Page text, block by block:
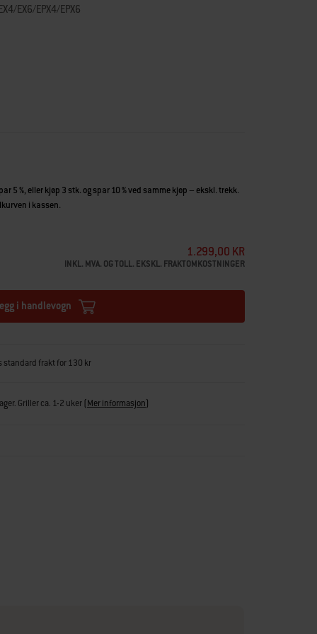
EX6/EPX4/EPX6
tilgjengelig med SmokeFires nedfellbare sidebord i rustfritt
arbeidsplass, og har innebygd flaskeåpner.
passer både når bordet er oppe og nedfelt. Innebygd
skjærebrett som selges separat.
5 %, eller kjøp 3 stk. og spar 10 % ved samme kjøp – ekskl. trekk.
i kassen.
1.299,00 KR
INKL. MVA. OG TOLL. EKSKL. FRAKTOMKOSTNINGER
i handlevogn
standard frakt for 130 kr
Griller ca. 1-2 uker(Mer informasjon)